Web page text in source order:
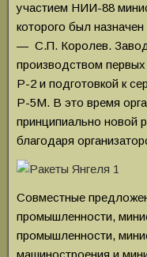
участием НИИ-88
которого был
— С.П. Королев. Завод
производством
Р-2 и подготовкой к
Р-5М. В это время
принципиально новой
благодаря
Совместные
промышленности,
промышленности,
машиностроения и